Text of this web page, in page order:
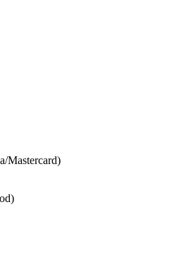
Mastercard)